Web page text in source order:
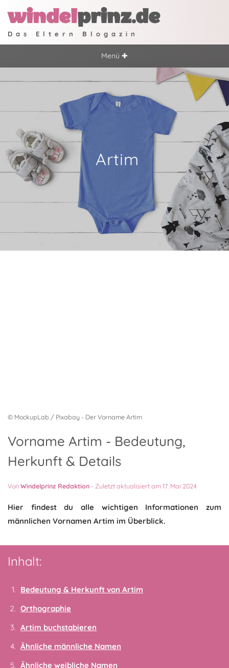
windelprinz.de
Das Eltern Blogazin
Menü ✚
Artim
© MockupLab / Pixabay - Der Vorname Artim
Vorname Artim - Bedeutung,
Herkunft & Details
VonWindelprinz Redaktion - Zuletzt aktualisiert am 17. Mai 2024
Hier findest du alle wichtigen Informationen zum
männlichen Vornamen Artim im Überblick.
Inhalt:
Bedeutung & Herkunft von Artim
Orthographie
Artim buchstabieren
Ähnliche männliche Namen
Ähnliche weibliche Namen